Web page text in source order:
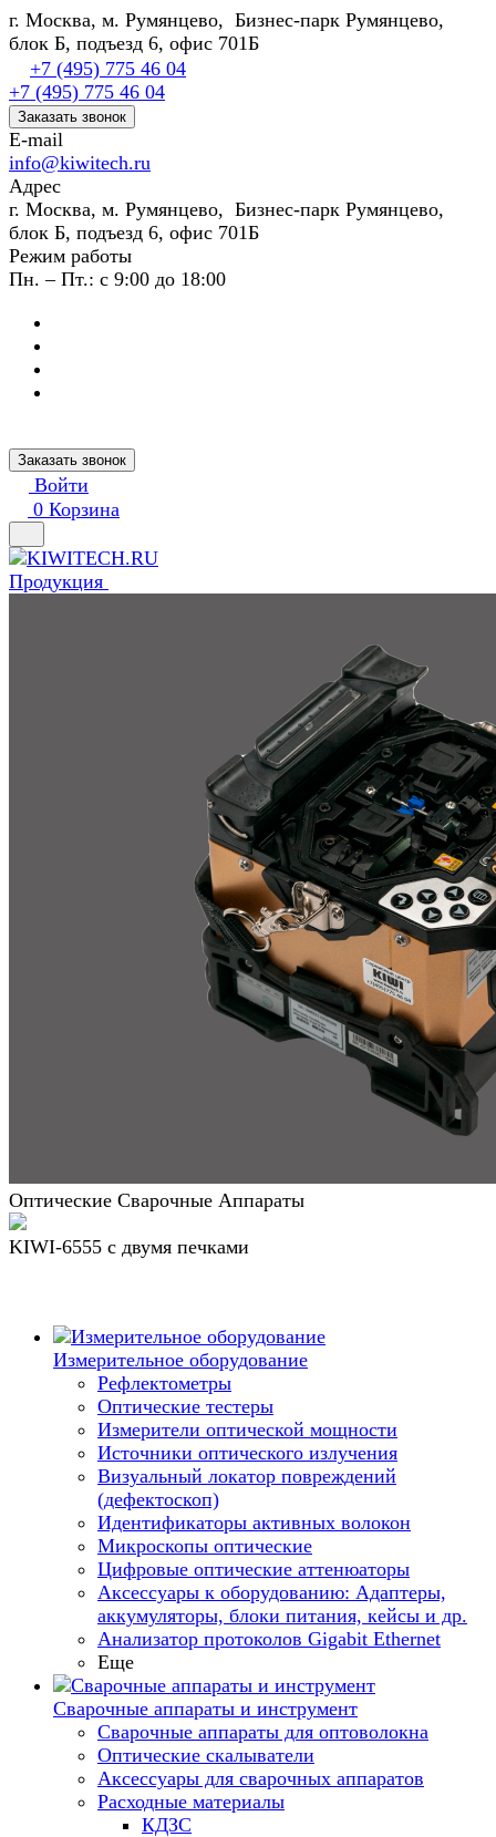
г. Москва, м. Румянцево, Бизнес-парк Румянцево,
блок Б, подъезд 6, офис 701Б
+7 (495) 775 46 04
+7 (495) 775 46 04
Заказать звонок
E-mail
info@kiwitech.ru
Адрес
г. Москва, м. Румянцево, Бизнес-парк Румянцево,
блок Б, подъезд 6, офис 701Б
Режим работы
Пн. – Пт.: с 9:00 до 18:00
Заказать звонок
Войти
0 Корзина
Продукция
Оптические Сварочные Аппараты
KIWI-6555 c двумя печками
Измерительное оборудование
Рефлектометры
Оптические тестеры
Измерители оптической мощности
Источники оптического излучения
Визуальный локатор повреждений
(дефектоскоп)
Идентификаторы активных волокон
Микроскопы оптические
Цифровые оптические аттенюаторы
Аксессуары к оборудованию: Адаптеры,
аккумуляторы, блоки питания, кейсы и др.
Анализатор протоколов Gigabit Ethernet
Еще
Сварочные аппараты и инструмент
Сварочные аппараты для оптоволокна
Оптические скалыватели
Аксессуары для сварочных аппаратов
Расходные материалы
КДЗС